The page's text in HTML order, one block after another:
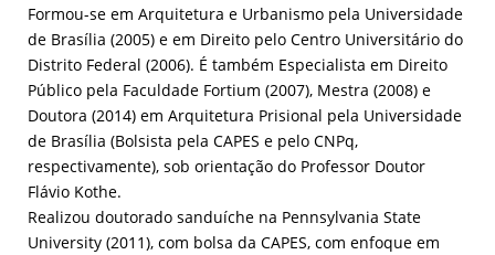
Formou-se em Arquitetura e Urbanismo pela Universidade
de Brasília (2005) e em Direito pelo Centro Universitário do
Distrito Federal (2006). É também Especialista em Direito
Público pela Faculdade Fortium (2007), Mestra (2008) e
Doutora (2014) em Arquitetura Prisional pela Universidade
de Brasília (Bolsista pela CAPES e pelo CNPq,
respectivamente), sob orientação do Professor Doutor
Flávio Kothe.
Realizou doutorado sanduíche na Pennsylvania State
University (2011), com bolsa da CAPES, com enfoque em